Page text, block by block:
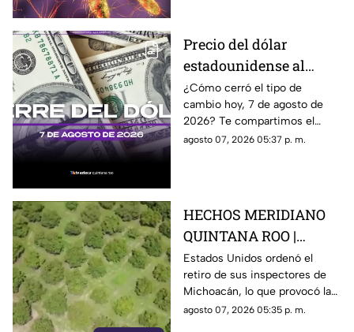
Precio del dólar
estadounidense al
CIERRE de HOY, viernes
7 de agosto de 2026, en
Cancún
¿Cómo cerró el tipo de
cambio hoy, 7 de agosto de
2026? Te compartimos el
precio del dólar al cierre de
agosto 07, 2026 05:37 p. m.
HECHOS MERIDIANO
QUINTANA ROO |
E.E.U.U retira a sus
inspectores en
Michoacán y provocá
la suspensión de
Estados Unidos ordenó el
retiro de sus inspectores de
Michoacán, lo que provocó la
suspensión de las
agosto 07, 2026 05:35 p. m.